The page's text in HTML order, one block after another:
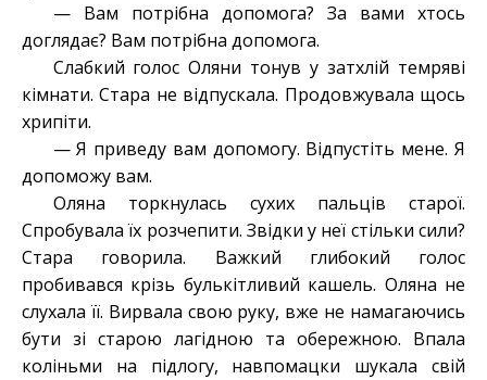
— Вам потрібна допомога? За вами хтось
доглядає? Вам потрібна допомога.
Слабкий голос Оляни тонув у затхлій темряві
кімнати. Стара не відпускала. Продовжувала щось
хрипіти.
— Я приведу вам допомогу. Відпустіть мене. Я
допоможу вам.
Оляна торкнулась сухих пальців старої.
Спробувала їх розчепити. Звідки у неї стільки сили?
Стара говорила. Важкий глибокий голос
пробивався крізь булькітливий кашель. Оляна не
слухала її. Вирвала свою руку, вже не намагаючись
бути зі старою лагідною та обережною. Впала
коліньми на підлогу, навпомацки шукала свій